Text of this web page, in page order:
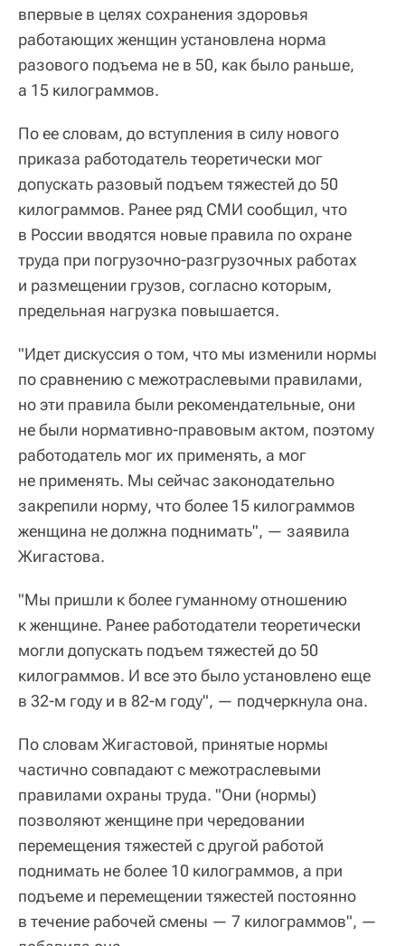
впервые в целях сохранения здоровья
работающих женщин установлена норма
разового подъема не в 50, как было раньше,
а 15 килограммов.
По ее словам, до вступления в силу нового
приказа работодатель теоретически мог
допускать разовый подъем тяжестей до 50
килограммов. Ранее ряд СМИ сообщил, что
в России вводятся новые правила по охране
труда при погрузочно-разгрузочных работах
и размещении грузов, согласно которым,
предельная нагрузка повышается.
"Идет дискуссия о том, что мы изменили нормы
по сравнению с межотраслевыми правилами,
но эти правила были рекомендательные, они
не были нормативно-правовым актом, поэтому
работодатель мог их применять, а мог
не применять. Мы сейчас законодательно
закрепили норму, что более 15 килограммов
женщина не должна поднимать", — заявила
Жигастова.
"Мы пришли к более гуманному отношению
к женщине. Ранее работодатели теоретически
могли допускать подъем тяжестей до 50
килограммов. И все это было установлено еще
в 32-м году и в 82-м году", — подчеркнула она.
По словам Жигастовой, принятые нормы
частично совпадают с межотраслевыми
правилами охраны труда. "Они (нормы)
позволяют женщине при чередовании
перемещения тяжестей с другой работой
поднимать не более 10 килограммов, а при
подъеме и перемещении тяжестей постоянно
в течение рабочей смены — 7 килограммов", —